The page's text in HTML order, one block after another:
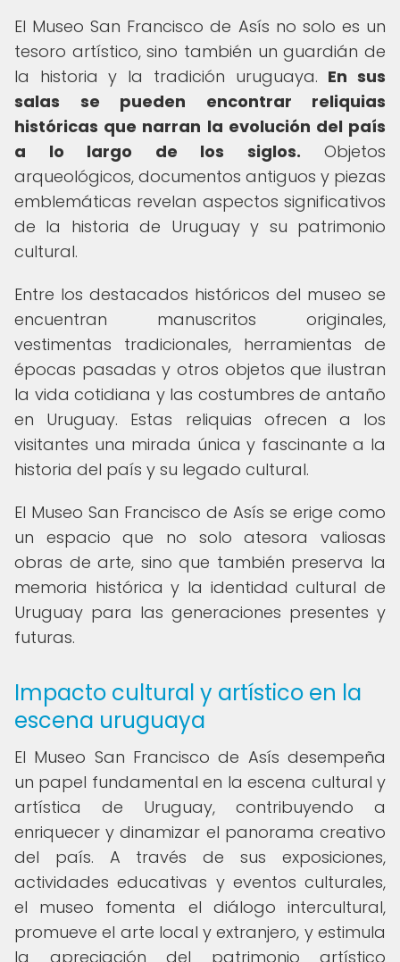
El Museo San Francisco de Asís no solo es un
tesoro artístico, sino también un guardián de
la historia y la tradición uruguaya. En sus
salas se pueden encontrar reliquias
históricas que narran la evolución del país
a lo largo de los siglos. Objetos
arqueológicos, documentos antiguos y piezas
emblemáticas revelan aspectos significativos
de la historia de Uruguay y su patrimonio
cultural.
Entre los destacados históricos del museo se
encuentran manuscritos originales,
vestimentas tradicionales, herramientas de
épocas pasadas y otros objetos que ilustran
la vida cotidiana y las costumbres de antaño
en Uruguay. Estas reliquias ofrecen a los
visitantes una mirada única y fascinante a la
historia del país y su legado cultural.
El Museo San Francisco de Asís se erige como
un espacio que no solo atesora valiosas
obras de arte, sino que también preserva la
memoria histórica y la identidad cultural de
Uruguay para las generaciones presentes y
futuras.
Impacto cultural y artístico en la
escena uruguaya
El Museo San Francisco de Asís desempeña
un papel fundamental en la escena cultural y
artística de Uruguay, contribuyendo a
enriquecer y dinamizar el panorama creativo
del país. A través de sus exposiciones,
actividades educativas y eventos culturales,
el museo fomenta el diálogo intercultural,
promueve el arte local y extranjero, y estimula
la apreciación del patrimonio artístico